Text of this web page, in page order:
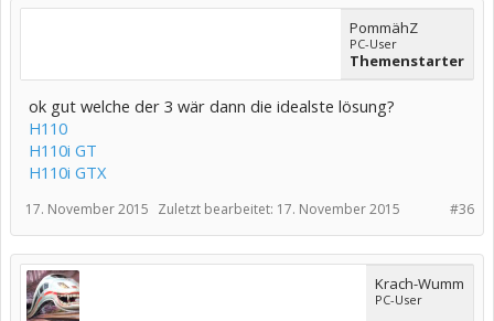
PommähZ
PC-User
Themenstarter
ok gut welche der 3 wär dann die idealste lösung?
H110
H110i GT
H110i GTX
#36
17. November 2015 Zuletzt bearbeitet: 17. November 2015
Krach-Wumm
PC-User